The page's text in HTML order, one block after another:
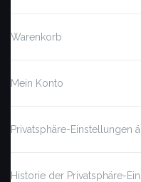
Warenkorb
Mein Konto
Privatsphäre-Einstellungen
Historie der Privatsphäre-